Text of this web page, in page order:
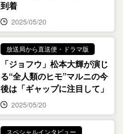
到着
2025/05/20
放送局から直送便・ドラマ版
「ジョフウ」松本大輝が演じ
る“全人類のヒモ”マルニの今
後は「ギャップに注目して」
2025/05/20
スペシャルインタビュー